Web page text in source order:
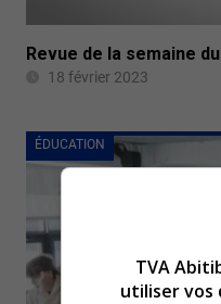
Revue de la semaine
18 février 2023
ÉDUCATION
TVA
utiliser vos